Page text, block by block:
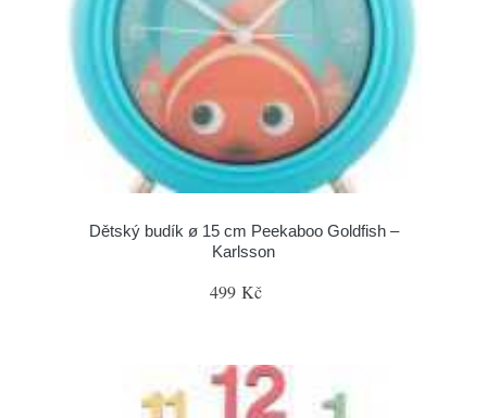
Dětský budík ø 15 cm Peekaboo Goldfish –
Karlsson
499 Kč